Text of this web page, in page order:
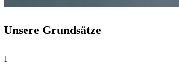
Unsere Grundsätze
1